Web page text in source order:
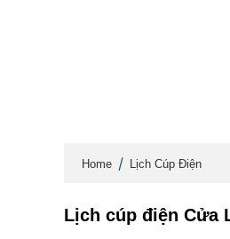
Home Lịch Cúp Điện
Lịch cúp điện Cửa